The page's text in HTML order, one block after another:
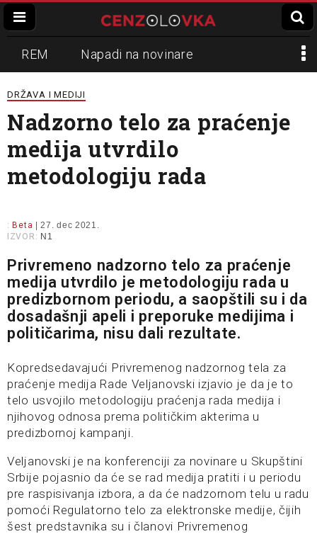
REM Napadi na novinare
Zvučni top
Propaganda Lokalni mediji
Informer Slavko Ćuruvija
DRŽAVA I MEDIJI
Nadzorno telo za praćenje
medija utvrdilo
metodologiju rada
: Beta | 27. dec 2021.
IZVOR: N1
Privremeno nadzorno telo za praćenje
medija utvrdilo je metodologiju rada u
predizbornom periodu, a saopštili su i da
dosadašnji apeli i preporuke medijima i
političarima, nisu dali rezultate.
Kopredsedavajući Privremenog nadzornog tela za
praćenje medija Rade Veljanovski izjavio je da je to
telo usvojilo metodologiju praćenja rada medija i
njihovog odnosa prema političkim akterima u
predizbornoj kampanji.
Veljanovski je na konferenciji za novinare u Skupštini
Srbije pojasnio da će se rad medija pratiti i u periodu
pre raspisivanja izbora, a da će nadzornom telu u radu
pomoći Regulatorno telo za elektronske medije, čijih
šest predstavnika su i članovi Privremenog